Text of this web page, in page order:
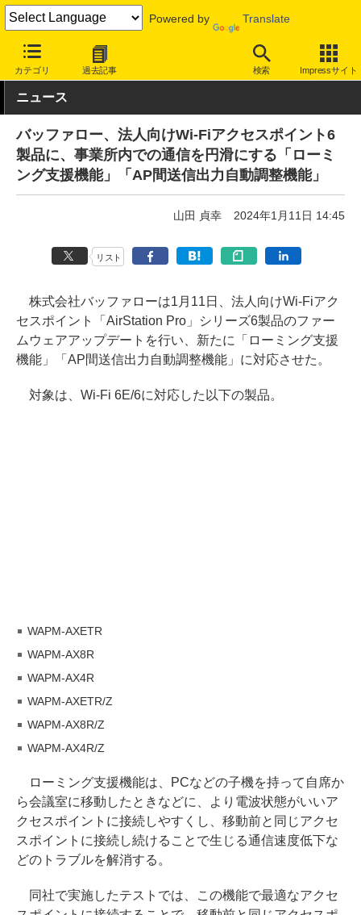
Powered by Translate
カテゴリ 過去記事 検索 Impressサイト
INTERNET Watch ハードウェア ルーター
ニュース
バッファロー、法人向けWi-Fiアクセスポイント6
製品に、事業所内での通信を円滑にする「ローミ
ング支援機能」「AP間送信出力自動調整機能」
山田 貞幸 2024年1月11日 14:45
リスト
株式会社バッファローは1月11日、法人向けWi-Fiアク
セスポイント「AirStation Pro」シリーズ6製品のファー
ムウェアアップデートを行い、新たに「ローミング支援
機能」「AP間送信出力自動調整機能」に対応させた。
対象は、Wi-Fi 6E/6に対応した以下の製品。
WAPM-AXETR
WAPM-AX8R
WAPM-AX4R
WAPM-AXETR/Z
WAPM-AX8R/Z
WAPM-AX4R/Z
ローミング支援機能は、PCなどの子機を持って自席か
ら会議室に移動したときなどに、より電波状態がいいア
クセスポイントに接続しやすくし、移動前と同じアクセ
スポイントに接続し続けることで生じる通信速度低下な
どのトラブルを解消する。
同社で実施したテストでは、この機能で最適なアクセ